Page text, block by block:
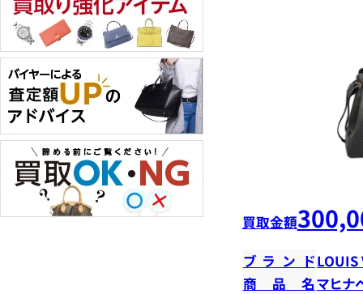
買取金額
ブランドLOUIS
商品名マヒナ